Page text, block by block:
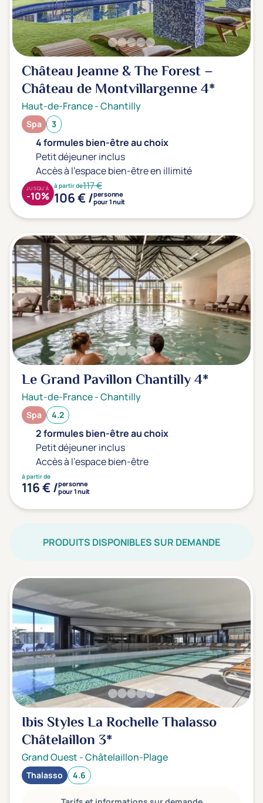
Château Jeanne & The Forest –
Château de Montvillargenne4*
Haut-de-France-Chantilly
Spa 3
4 formules bien-être au choix
Petit déjeuner inclus
Accès à l'espace bien-être en illimité
à partir de117 €
106 € /personne
pour 1 nuit
JUSQU'À
-10%
Le Grand Pavillon Chantilly4*
Haut-de-France-Chantilly
Spa 4.2
2 formules bien-être au choix
Petit déjeuner inclus
Accès à l'espace bien-être
à partir de
116 € /personne
pour 1 nuit
PRODUITS DISPONIBLES SUR DEMANDE
Ibis Styles La Rochelle Thalasso
Châtelaillon 3*
Grand Ouest -Châtelaillon-Plage
Thalasso 4.6